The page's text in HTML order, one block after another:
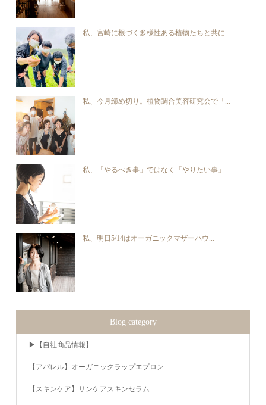
私、宮崎に根づく多様性ある植物たちと共に...
私、今月締め切り。植物調合美容研究会で「...
私、「やるべき事」ではなく「やりたい事」...
私、明日5/14はオーガニックマザーハウ...
Blog category
▶︎【自社商品情報】
【アパレル】オーガニックラップエプロン
【スキンケア】サンケアスキンセラム